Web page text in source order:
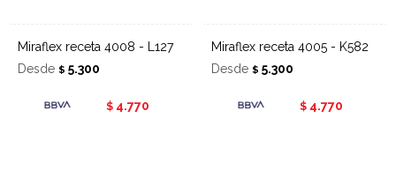
Miraflex receta 4008 - L127
Desde $ 5.300
$ 4.770
Miraflex receta 4005 - K582
Desde $ 5.300
$ 4.770